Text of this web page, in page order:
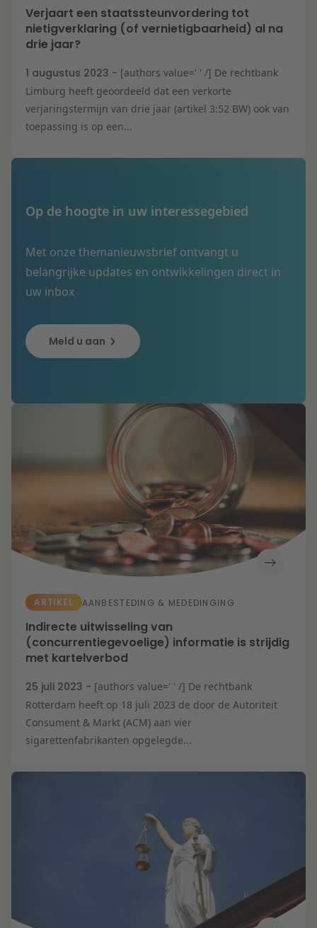
Verjaart een staatssteunvordering tot
nietigverklaring (of vernietigbaarheid) al na
drie jaar?
1 augustus 2023 - [authors value=' ' /] De rechtbank
Limburg heeft geoordeeld dat een verkorte
verjaringstermijn van drie jaar (artikel 3:52 BW) ook van
toepassing is op een...
Op de hoogte in uw interessegebied
Met onze themanieuwsbrief ontvangt u
belangrijke updates en ontwikkelingen direct in
uw inbox
Meld u aan
ARTIKEL AANBESTEDING & MEDEDINGING
Indirecte uitwisseling van
(concurrentiegevoelige) informatie is strijdig
met kartelverbod
25 juli 2023 - [authors value=' ' /] De rechtbank
Rotterdam heeft op 18 juli 2023 de door de Autoriteit
Consument & Markt (ACM) aan vier
sigarettenfabrikanten opgelegde...